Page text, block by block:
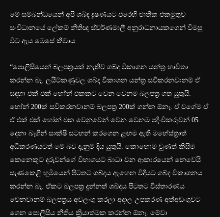
මේ සම්බන්ධයෙන් අපි ශබ්ද දූෂණයට එරෙහි ජාතික එකමුතුව
සංවිධානයේ ලේකම් නීතිඥ ස්වර්ණමාලී අනුරාධනායකගෙන් විමසූ
විට ඇය මෙසේ කීවාය.
“පොලිසියෙන් බලපත්‍රයක් නැතිව ශබ්ද විකාශන යන්ත්‍ර භාවිතා
කරන්න බෑ. ලයිට්කණුවල ශබ්ද විකාශන යන්ත්‍ර සවිකරනවානම් ඒ
සඳහා එක් එක් හෝන් එකකට වෙන වෙනම බලපත්‍ර ගත යුතුයි.
හෝන් 200ක් සවිකරනවානම් බලපත්‍ර ‍200ක් ගන්න ඕනෑ. ඒ වගේම ඒ
ඒ එක් එක් හෝන් එක වෙනුවෙන් වෙන වෙනම පදිංචිකරුවන් 05
දෙනා බැගින් සාක්ෂි සටහන් කරගෙන ළඟම ඇති මහේස්ත්‍රාත්
අධිකරණයටත් මේ බව දැනුම් දිය යුතුයි. කොහොම වුණත් කිසිම
කෙනෙකුට දරුවන්ගේ විභාගයට බාධා වන ආකාරයෙන් නෙවෙයි
සැණකෙළි භූමියෙන් පිටතට ශබ්දය ඇහෙන විදියට ශබ්ද විකාශනය
කරන්න බෑ. ඒකට බලපත්‍ර දුන්නත් ශබ්දය පිටතට විස්තාරණය
වෙනවානම් බලපත්‍රය අවලංගු කරලා අදාල උපකරණ අත්අඩංගුවට
ගෙන පොලිසිය නීතිය ක්‍රියාත්මක කරන්න ඕනෑ. මේවා